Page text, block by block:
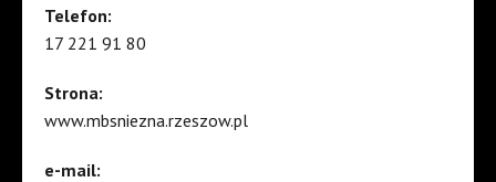
Telefon:
17 221 91 80
Strona:
www.mbsniezna.rzeszow.pl
e-mail: